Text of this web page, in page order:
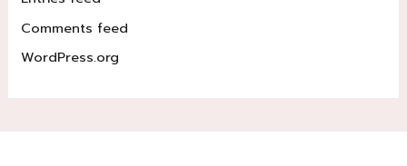
Comments feed
WordPress.org